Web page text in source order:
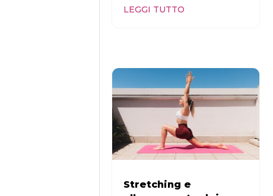
LEGGI TUTTO
Stretching e